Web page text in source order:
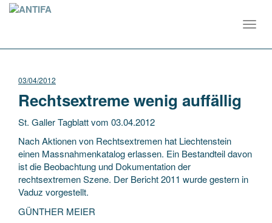
03/04/2012
Rechtsextreme wenig auffällig
St. Galler Tagblatt vom 03.04.2012
Nach Aktionen von Rechtsextremen hat Liechtenstein
einen Massnahmenkatalog erlassen. Ein Bestandteil davon
ist die Beobachtung und Dokumentation der
rechtsextremen Szene. Der Bericht 2011 wurde gestern in
Vaduz vorgestellt.
GÜNTHER MEIER